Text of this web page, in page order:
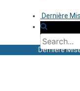
Dernière
Dernière